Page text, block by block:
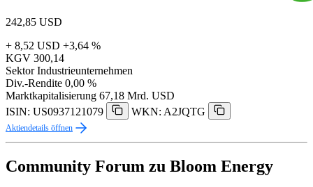
242,85 USD
+ 8,52 USD +3,64 %
KGV 300,14
Sektor Industrieunternehmen
Div.-Rendite 0,00 %
Marktkapitalisierung 67,18 Mrd. USD
ISIN: US0937121079
WKN: A2JQTG
Aktiendetails öffnen
Community Forum zu Bloom Energy